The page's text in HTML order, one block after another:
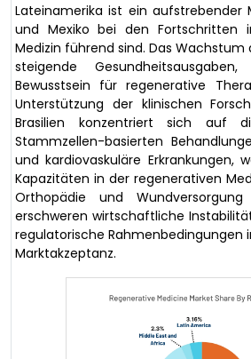
Lateinamerika ist ein aufstrebender
und Mexiko bei den Fortschritten
Medizin führend sind. Das Wachstum
steigende
Bewusstsein für regenerative
Unterstützung der klinischen
Brasilien konzentriert sich auf
Stammzellen-basierten
und kardiovaskuläre Erkrankungen,
Kapazitäten in der regenerativen
Orthopädie und Wundversorgung
erschweren wirtschaftliche
regulatorische Rahmenbedingungen
Marktakzeptanz.